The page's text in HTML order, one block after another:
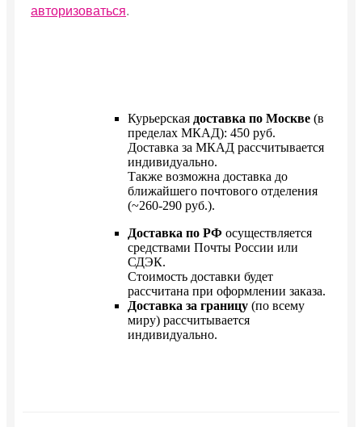
авторизоваться.
Курьерская доставка по Москве (в
пределах МКАД): 450 руб.
Доставка за МКАД рассчитывается
индивидуально.
Также возможна доставка до
ближайшего почтового отделения
(~260-290 руб.).
Доставка по РФ осуществляется
средствами Почты России или
СДЭК.
Стоимость доставки будет
рассчитана при оформлении заказа.
Доставка за границу (по всему
миру) рассчитывается
индивидуально.